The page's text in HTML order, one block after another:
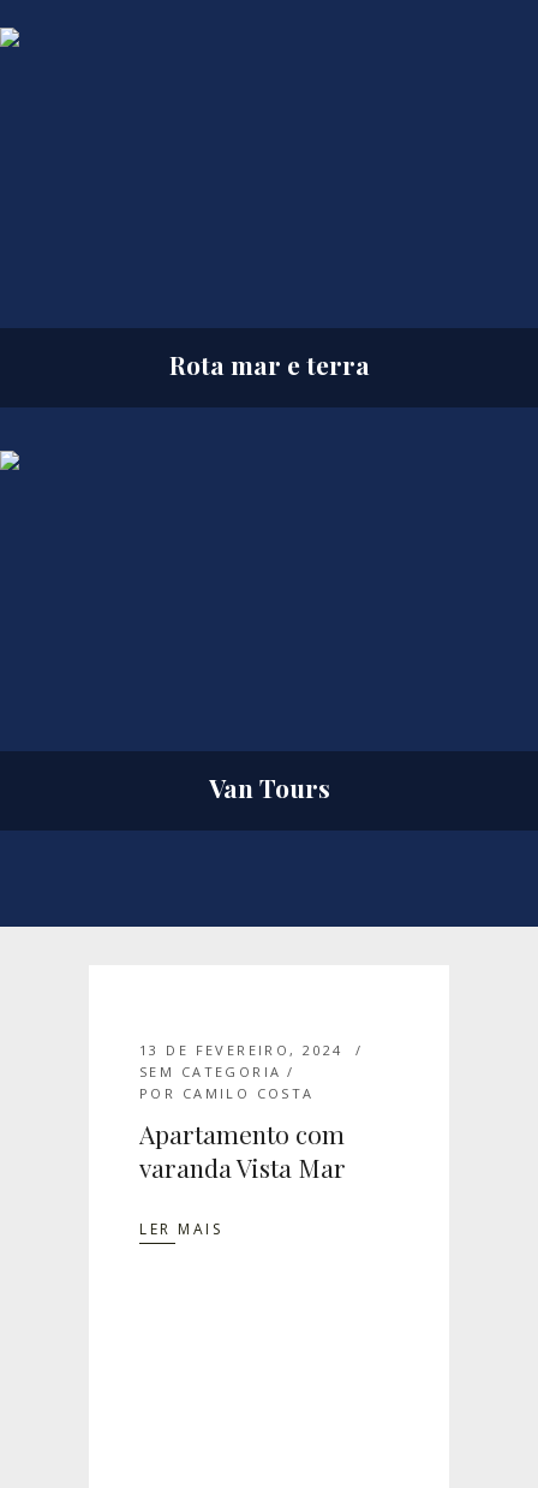
Rota mar e terra
Van Tours
13 DE FEVEREIRO, 2024
SEM CATEGORIA
POR CAMILO COSTA
Apartamento com
varanda Vista Mar
LER MAIS